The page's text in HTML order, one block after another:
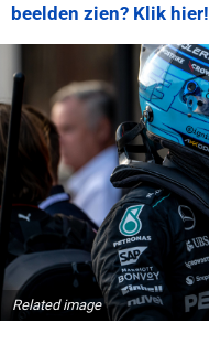
beelden zien? Klik hier!
Related image